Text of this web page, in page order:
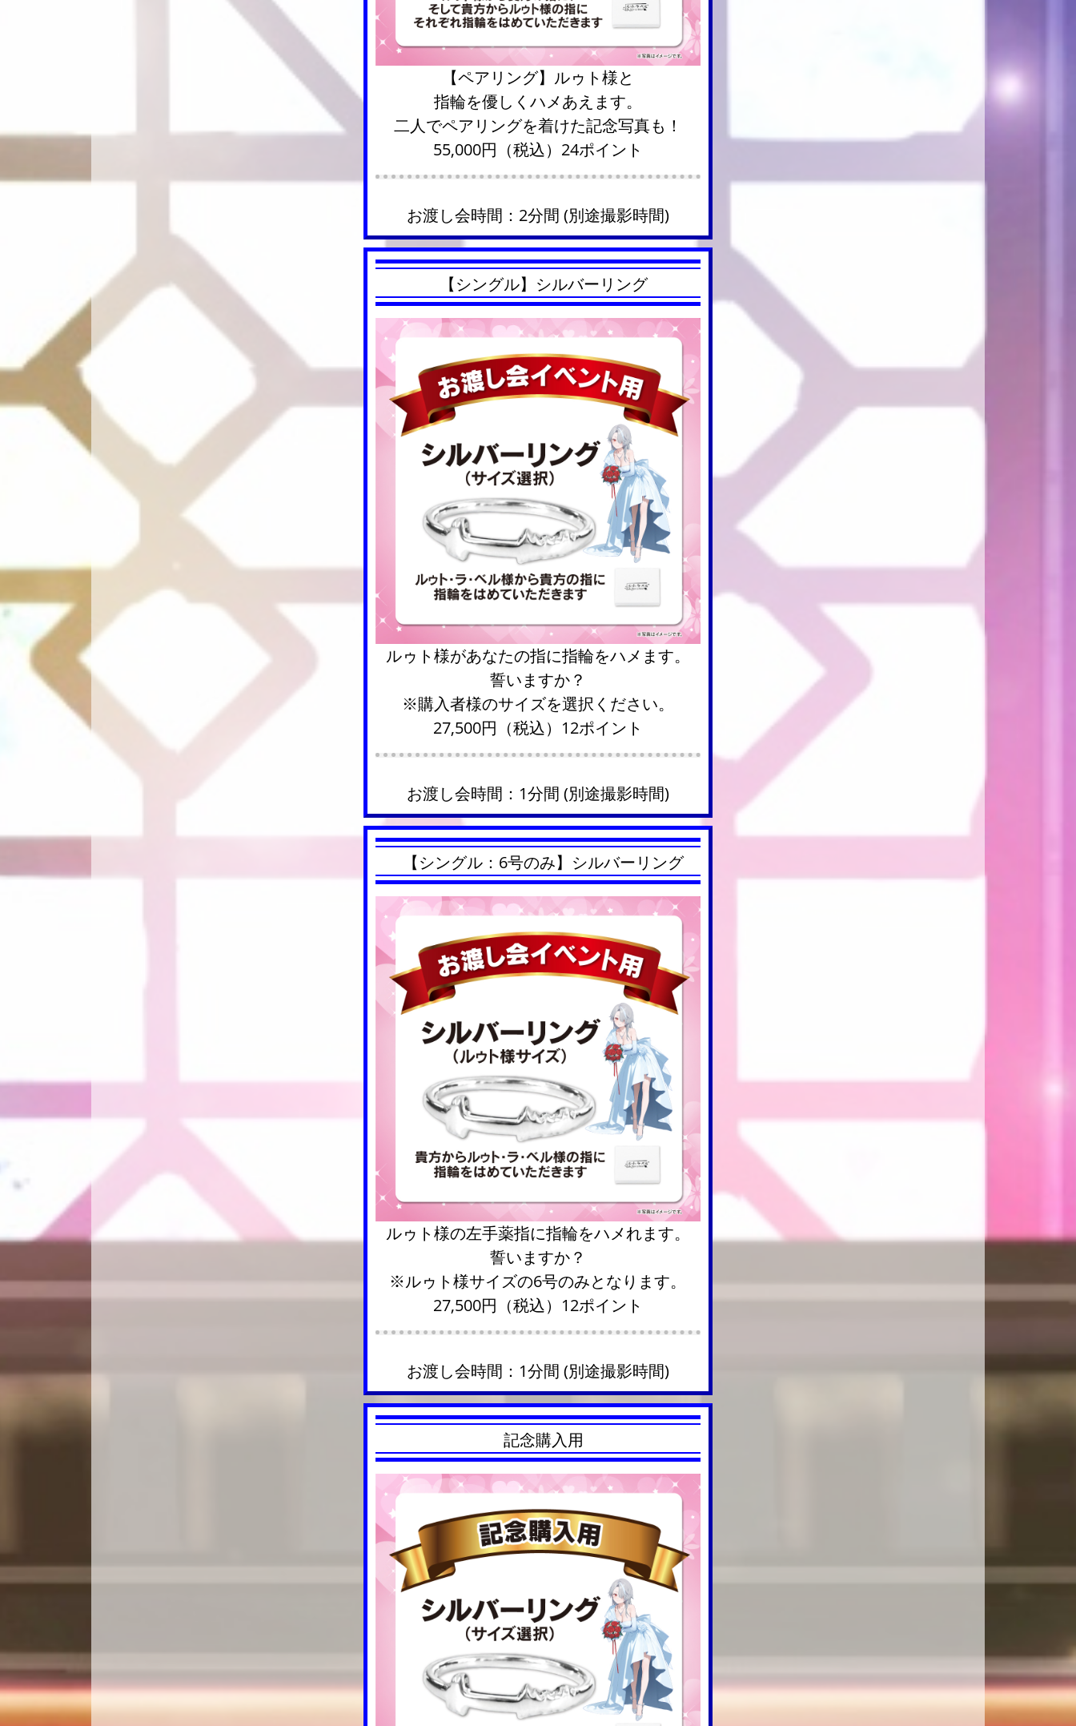
【ペアリング】ルゥト様と
指輪を優しくハメあえます。
二人でペアリングを着けた記念写真も！
55,000円（税込）24ポイント
お渡し会時間：2分間 (別途撮影時間)
【シングル】シルバーリング
ルゥト様があなたの指に指輪をハメます。
誓いますか？
※購入者様のサイズを選択ください。
27,500円（税込）12ポイント
お渡し会時間：1分間 (別途撮影時間)
【シングル：6号のみ】シルバーリング
ルゥト様の左手薬指に指輪をハメれます。
誓いますか？
※ルゥト様サイズの6号のみとなります。
27,500円（税込）12ポイント
お渡し会時間：1分間 (別途撮影時間)
記念購入用